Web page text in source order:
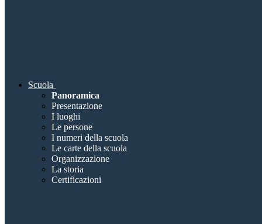
Scuola
Panoramica
Presentazione
I luoghi
Le persone
I numeri della scuola
Le carte della scuola
Organizzazione
La storia
Certificazioni